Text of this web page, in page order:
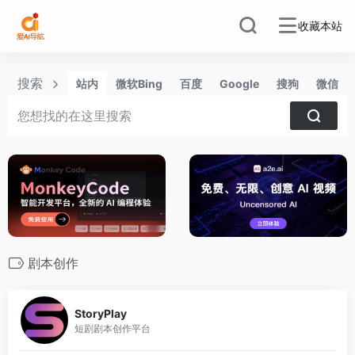
收藏本站
搜索 站内 微软Bing 百度 Google 搜狗 微信
剧本创作
StoryPlay
短剧剧本创作平台